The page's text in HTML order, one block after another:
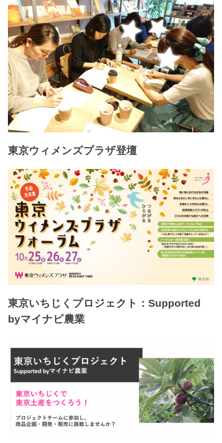
東京ウィメンズプラザ登壇
東京いちじくプロジェクト：Supported
byマイナビ農業